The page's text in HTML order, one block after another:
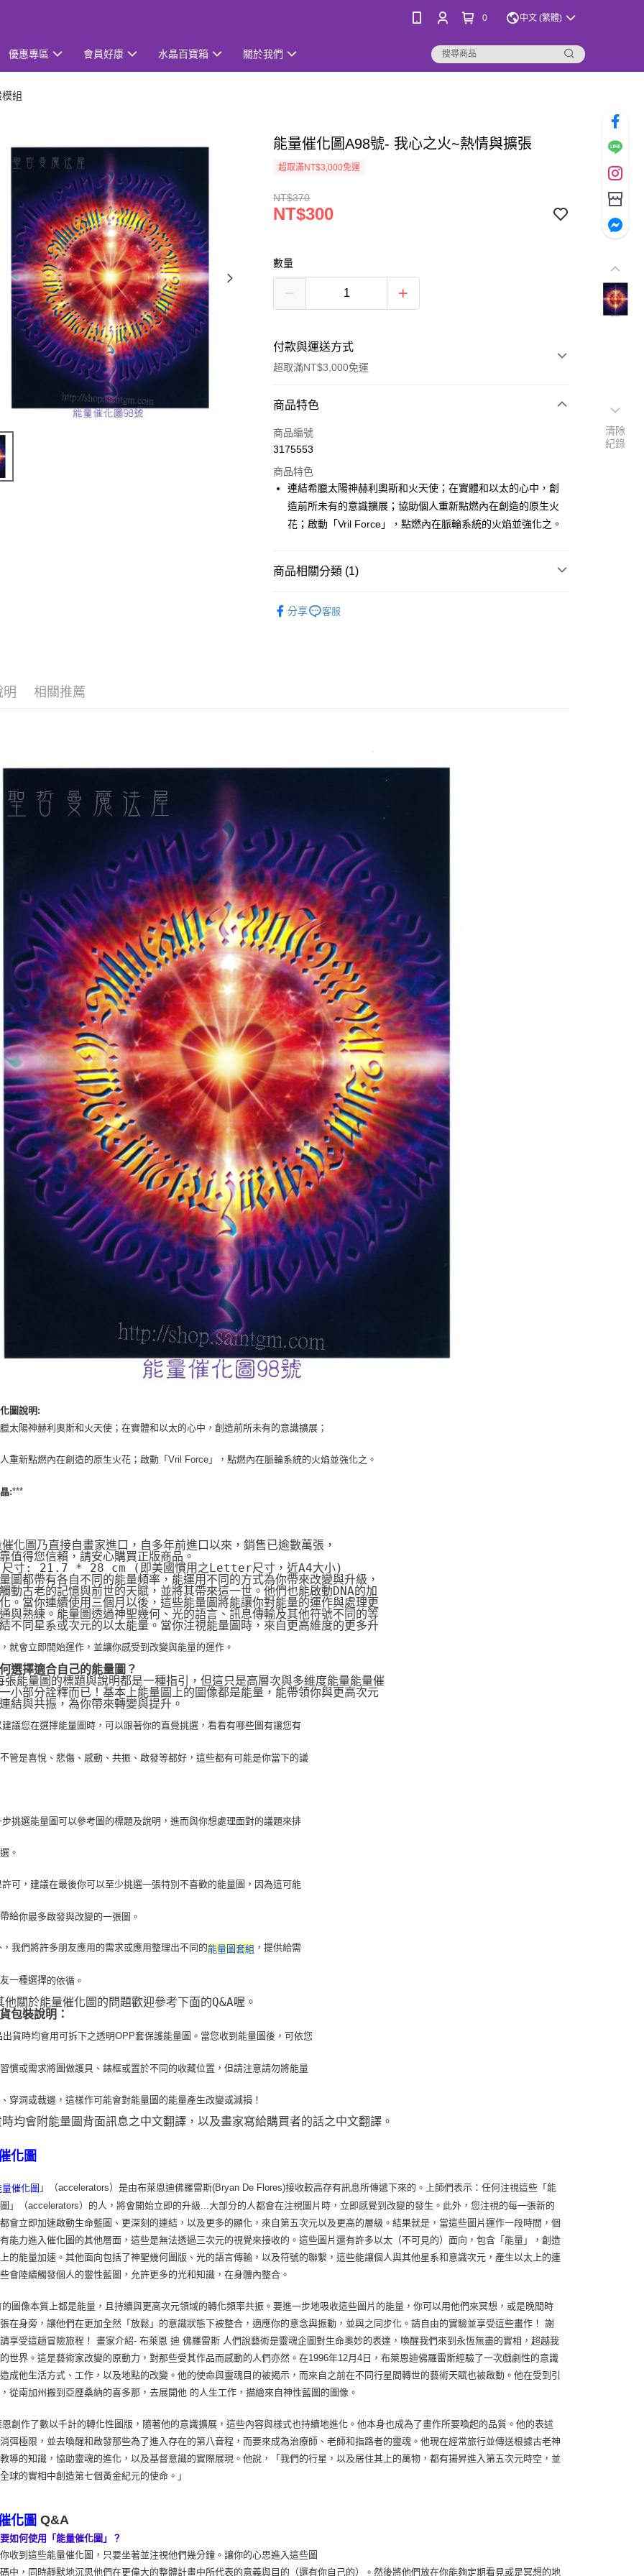
0 中文 (繁體)
優惠專區 會員好康 水晶百寶箱 關於我們
組
能量催化圖A98號- 我心之火~熱情與擴張
超取滿NT$3,000免運
NT$370
NT$300
數量
付款與運送方式
超取滿NT$3,000免運
付款方式
信用卡一次付款
LINE Pay
Apple Pay
悠遊付
賣家宅配幫您送（台灣）
每筆NT$80，滿NT$3,000(含以上)免運費
付款後門市自取
免運費
商品特色
商品編號
3175553
商品特色
連結希臘太陽神赫利奧斯和火天使；在實體和以太的心中，創
造前所未有的意識擴展；協助個人重新點燃內在創造的原生火
花；啟動「Vril Force」，點燃內在脈輪系統的火焰並強化之。
商品相關分類 (1)
分享
客服
明 相關推薦
圖說明:
太陽神赫利奧斯和火天使；在實體和以太的心中，創造前所未有的意識擴展；
重新點燃內在創造的原生火花；啟動「Vril Force」，點燃內在脈輪系統的火焰並強化之。
:***
化圖乃直接自畫家進口，自多年前進口以來，銷售已逾數萬張，
值得您信賴，請安心購買正版商品。
尺寸: 21.7 * 28 cm (即美國慣用之Letter尺寸，近A4大小)
圖都帶有各自不同的能量頻率，能運用不同的方式為你帶來改變與升級，
動古老的記憶與前世的天賦，並將其帶來這一世。他們也能啟動DNA的加
。當你連續使用三個月以後，這些能量圖將能讓你對能量的運作與處理更
與熟練。能量圖透過神聖幾何、光的語言、訊息傳輸及其他符號不同的等
不同星系或次元的以太能量。當你注視能量圖時，來自更高維度的更多升
就會立即開始運作，並讓你感受到改變與能量的運作。
選擇適合自己的能量圖？
能量圖的標題與說明都是一種指引，但這只是高層次與多維度能量能量催
小部分詮釋而已！基本上能量圖上的圖像都是能量，能帶領你與更高次元
結與共振，為你帶來轉變與提升。
建議您在選擇能量圖時，可以跟著你的直覺挑選，看看有哪些圖有讓您有
管是喜悅、悲傷、感動、共振、啟發等都好，這些都有可能是你當下的議
步挑選能量圖可以參考圖的標題及說明，進而與你想處理面對的議題來排
。
許可，建議在最後你可以至少挑選一張特別不喜歡的能量圖，因為這可能
給你最多啟發與改變的一張圖。
，我們將許多朋友應用的需求或應用整理出不同的
能量圖套組 ，提供給需
一種選擇的依循。
關於能量催化圖的問題歡迎參考下面的Q&A喔。
包裝說明：
貨時均會用可拆下之透明OPP套保護能量圖。當您收到能量圖後，可依您
慣或需求將圖做護貝、錶框或置於不同的收藏位置，但請注意請勿將能量
穿洞或裁邊，這樣作可能會對能量圖的能量產生改變或減損！
均會附能量圖背面訊息之中文翻譯，以及畫家寫給購買者的話之中文翻譯。
化圖
量催化圖 」（accelerators）是由布萊恩迪佛羅雷斯(Bryan De Flores)接收較高存有訊息所傳遞下來的。上師們表示：任何注視這些「能
」（accelerators）的人，將會開始立即的升級...大部分的人都會在注視圖片時，立即感覺到改變的發生。此外，您注視的每一張新的
會立即加速啟動生命藍圖、更深刻的連結，以及更多的顯化，來自第五次元以及更高的層級。結果就是，當這些圖片運作一段時間，個
能力進入催化圖的其他層面，這些是無法透過三次元的視覺來接收的。這些圖片還有許多以太（不可見的）面向，包含「能量」，創造
的能量加速。其他面向包括了神聖幾何圖版、光的語言傳輸，以及符號的聯繫，這些能讓個人與其他星系和意識次元，產生以太上的連
會陸續觸發個人的靈性藍圖，允許更多的光和知識，在身體內整合。
像本質上都是能量，且持續與更高次元領域的轉化頻率共振。要進一步地吸收這些圖片的能量，你可以用他們來冥想，或是晚間時
在身旁，讓他們在更加全然「放鬆」的意識狀態下被整合，適應你的意念與振動，並與之同步化。請自由的實驗並享受這些畫作！ 謝
享受這趟冒險旅程！ 畫家介紹- 布萊恩 迪 佛羅雷斯 人們說藝術是靈魂企圖對生命奧妙的表達，喚醒我們來到永恆無盡的實相，超越我
世界。這是藝術家改變的原動力，對那些受其作品而感動的人們亦然。在1996年12月4日，布萊恩迪佛羅雷斯經驗了一次戲劇性的意識
成他生活方式、工作，以及地點的改變。他的使命與靈魂目的被揭示，而來自之前在不同行星間轉世的藝術天賦也被啟動。他在受到引
從南加州搬到亞歷桑納的喜多那，去展開他 的人生工作，描繪來自神性藍圖的圖像。
作了數以千計的轉化性圖版，隨著他的意識擴展，這些內容與樣式也持續地進化。他本身也成為了畫作所要喚起的品質。他的表述
弭極限，並去喚醒和啟發那些為了進入存在的第八音程，而要來成為治療師、老師和指路者的靈魂。他現在經常旅行並傳送根據古老神
導的知識，協助靈魂的進化，以及基督意識的實際展現。他說，「我們的行星，以及居住其上的萬物，都有揚昇進入第五次元時空，並
球的實相中創造第七個黃金紀元的使命。」
化圖 Q&A
如何使用「能量催化圖」？
收到這些能量催化圖，只要坐著並注視他們幾分鐘。讓你的心思進入這些圖
中，同時靜默地沉思他們在更偉大的整體計畫中所代表的意義與目的（還有你自己的）。然後將他們放在你能夠定期看見或是冥想的地
清除
紀錄